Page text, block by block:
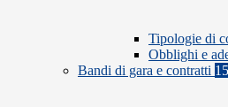
Tipologie di
Obblighi e
Bandi di gara e contratti